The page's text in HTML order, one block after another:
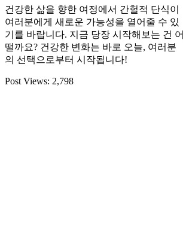
건강한 삶을 향한 여정에서 간헐적 단식이
여러분에게 새로운 가능성을 열어줄 수 있
기를 바랍니다. 지금 당장 시작해보는 건 어
떨까요? 건강한 변화는 바로 오늘, 여러분
의 선택으로부터 시작됩니다!
Post Views: 2,798